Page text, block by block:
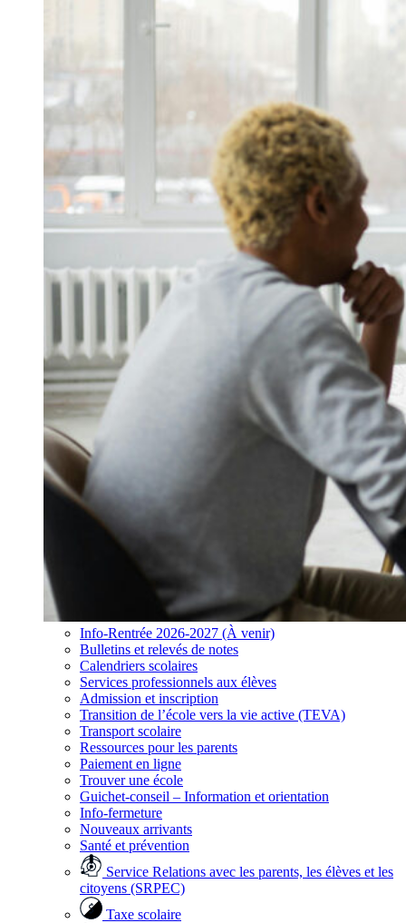
Info-Rentrée 2026-2027 (À venir)
Bulletins et relevés de notes
Calendriers scolaires
Services professionnels aux élèves
Admission et inscription
Transition de l’école vers la vie active (TEVA)
Transport scolaire
Ressources pour les parents
Paiement en ligne
Trouver une école
Guichet-conseil – Information et orientation
Info-fermeture
Nouveaux arrivants
Santé et prévention
Service Relations avec les parents, les élèves et les
citoyens (SRPEC)
Taxe scolaire